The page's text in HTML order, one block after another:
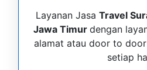
Layanan Jasa Travel
Jawa Timur dengan
alamat atau door to
setiap